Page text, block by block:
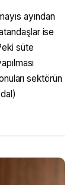
ayından
ise
süte
sektörün